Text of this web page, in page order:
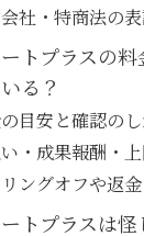
社・特商法の
トプラスの
る？
目安と確認の
・成果報酬・
ングオフや返
トプラスは